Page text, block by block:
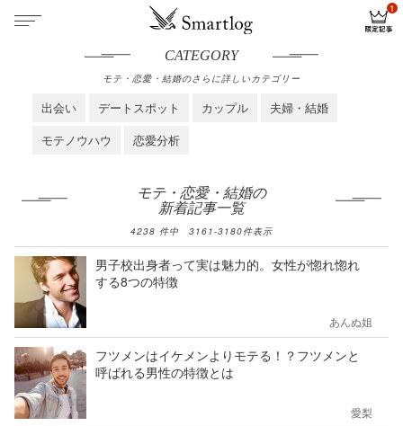
CATEGORY
モテ・恋愛・結婚のさらに詳しいカテゴリー
出会い デートスポット カップル
夫婦・結婚
モテノウハウ
恋愛分析
モテ・恋愛・結婚の
新着記事一覧
4238 件中 3161-3180件表示
男子校出身者って実は魅力的。女性が惚れ惚れ
する8つの特徴
あんぬ姐
フツメンはイケメンよりモテる！？フツメンと
呼ばれる男性の特徴とは
愛梨